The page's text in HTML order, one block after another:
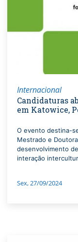
Internacional
Candidaturas
em Katowice,
O evento destina-
Mestrado e
desenvolvimento
interação
Sex, 27/09/2024